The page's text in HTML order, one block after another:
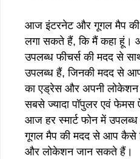
आज इंटरनेट और गूगल मैप की
लगा सकते हैं, कि मैं कहा
उपलब्ध फीचर्स की मदद से
उपलब्ध हैं, जिनकी मदद से
का एड्रेस और अपनी
सबसे ज्यादा पॉपुलर एवं
आज हर स्मार्ट फोन में
गूगल मैप की मदद से आप कैसे
और लोकेशन जान सकते हैं।